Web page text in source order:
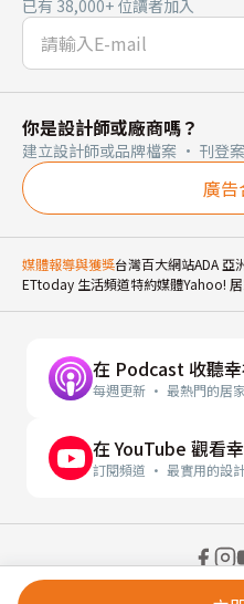
已有 38,000+ 位讀者加入
你是設計師或廠商嗎？
建立設計師或品牌檔案 · 刊登
廣告
媒體報導與獲獎台灣百大網站ADA 亞
ETtoday 生活頻道特約媒體Yahoo!
在 Podcast 收聽
每週更新 · 最熱門的居
在 YouTube 觀看
訂閱頻道 · 最實用的設
© 2026 幸福空間